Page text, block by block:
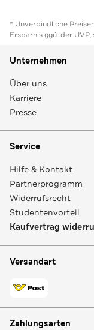
* Unverbindliche
Ersparnis ggü. der
Unternehmen
Über uns
Karriere
Presse
Service
Hilfe & Kontakt
Partnerprogramm
Widerrufsrecht
Studentenvorteil
Kaufvertrag
Versandart
Zahlungsarten